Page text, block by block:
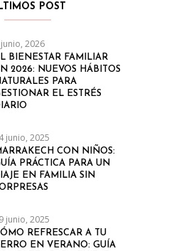
POST
2026
BIENESTAR FAMILIAR
2026: NUEVOS HÁBITOS
PARA
EL ESTRÉS
junio, 2025
CON NIÑOS:
PRÁCTICA PARA UN
EN FAMILIA SIN
junio, 2025
REFRESCAR A TU
EN VERANO: GUÍA